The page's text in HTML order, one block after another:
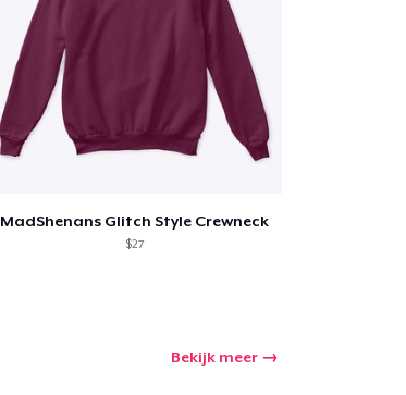
MadShenans Glitch Style Crewneck
$27
Bekijk meer